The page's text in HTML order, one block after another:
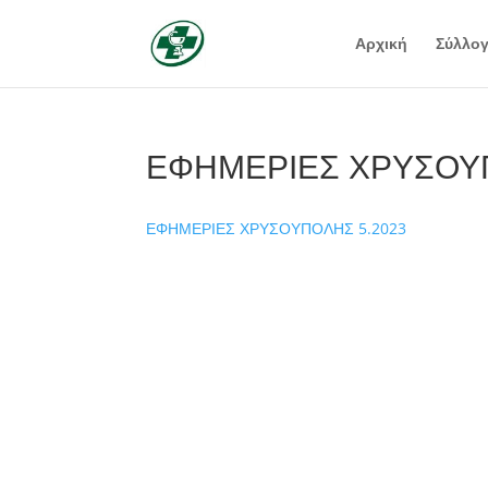
Αρχική
ΕΦΗΜΕΡΙΕΣ
ΕΦΗΜΕΡΙΕΣ ΧΡΥΣΟΥΠΟΛΗΣ 5.2023